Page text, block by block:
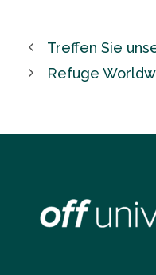
Treffen Sie
Refuge